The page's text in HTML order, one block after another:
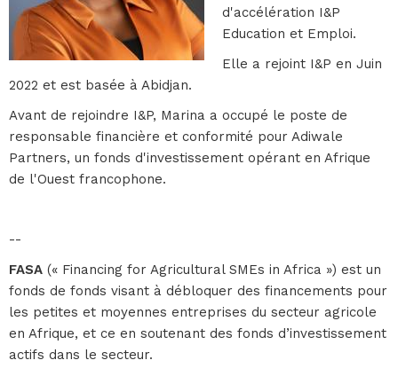
d'accélération I&P
Education et Emploi.
Elle a rejoint I&P en Juin
2022 et est basée à Abidjan.
Avant de rejoindre I&P, Marina a occupé le poste de
responsable financière et conformité pour Adiwale
Partners, un fonds d'investissement opérant en Afrique
de l'Ouest francophone.
--
FASA (« Financing for Agricultural SMEs in Africa ») est un
fonds de fonds visant à débloquer des financements pour
les petites et moyennes entreprises du secteur agricole
en Afrique, et ce en soutenant des fonds d’investissement
actifs dans le secteur.